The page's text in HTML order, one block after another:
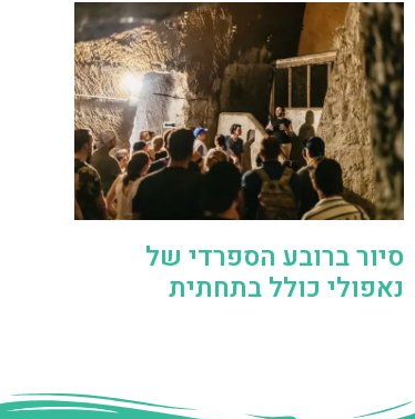
סיור ברובע הספרדי של
נאפולי כולל בתחתית